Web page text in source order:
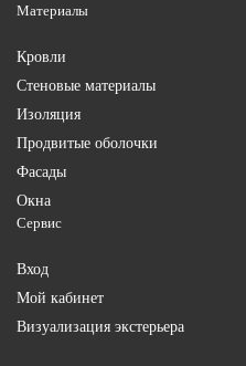
Материалы
Кровли
Стеновые материалы
Изоляция
Продвитые оболочки
Фасады
Окна
Сервис
Вход
Мой кабинет
Визуализация экстерьера